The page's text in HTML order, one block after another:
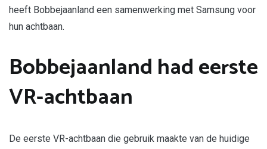
heeft Bobbejaanland een samenwerking met Samsung voor
hun achtbaan.
Bobbejaanland had eerste
VR-achtbaan
De eerste VR-achtbaan die gebruik maakte van de huidige